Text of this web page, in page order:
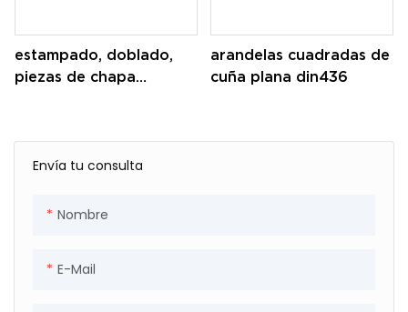
Envía tu consulta
Nombre
E-Mail
estampado, doblado,
piezas de chapa
arandelas cuadradas de
cuña plana din436